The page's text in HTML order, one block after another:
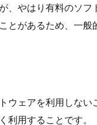
、やはり有料のソ
とがあるため、一
ウェアを利用しな
用することです。